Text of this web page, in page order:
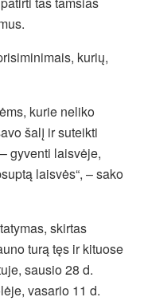
kurių,
kurie neliko
šalį ir suteikti
gyventi laisvėje,
laisvės“, – sako
skirtas
turą tęs ir kituose
sausio 28 d.
vasario 11 d.